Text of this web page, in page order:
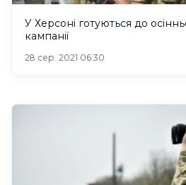
У Херсоні готуються до
кампанії
28 сер. 2021 06:30